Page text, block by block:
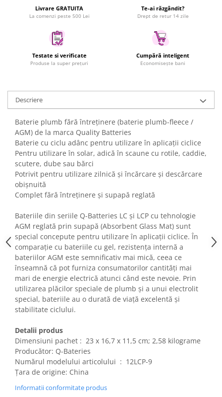
Laptop, Tablete & Telefoane
Accesorii tablete
Laptopuri si Accesorii
Telefoane Mobile & accesorii
Accesorii si piese masini spalat
rufe si uscatoare
Accesorii si piese masini spalat
vase
Aparate Frigorifice
Aparate Racire Aer
Aragaze si cuptoare cu microunde
Climatizare & sisteme de incalzire
Electrocasnice pentru Bucatarie
Ingrijire Locuinta
Purificatoare de aer
Fashion
Bijuterii
Ceasuri barbatesti
Ceasuri dama
Cutii, curele si accesorii ceasuri
Genti si accesorii barbati
Genti si accesorii femei
Imbracaminte barbati
Imbracaminte femei
Imbracaminte si Incaltaminte copii
Incaltaminte barbati
Incaltaminte femei
Livrare GRATUITA
La comenzi peste 500 Lei
Te-ai răzgândit?
Drept de retur 14 zile
Testate si verificate
Produse la super prețuri
Cumpără inteligent
Economisește bani
Descriere
Baterie plumb fără întreținere (baterie plumb-fleece /
AGM) de la marca Quality Batteries
Baterie cu ciclu adânc pentru utilizare în aplicații ciclice
Pentru utilizare în solar, adică în scaune cu rotile, caddie,
scutere, dube sau bărci
Potrivit pentru utilizare zilnică și încărcare și descărcare
obișnuită
Complet fără întreținere și supapă reglată
Bateriile din seriile Q-Batteries LC și LCP cu tehnologie
AGM reglată prin supapă (Absorbent Glass Mat) sunt
special concepute pentru utilizare în aplicații ciclice. În
comparație cu bateriile cu gel, rezistența internă a
bateriilor AGM este semnificativ mai mică, ceea ce
înseamnă că pot furniza consumatorilor cantități mai
mari de energie electrică atunci când este nevoie. Prin
utilizarea plăcilor speciale de plumb și a unui electrolit
special, bateriile au o durată de viață excelentă și
stabilitate ciclului.
Detalii produs
Dimensiuni pachet : ‎ 23 x 16,7 x 11,5 cm; 2,58 kilograme
Producător: Q-Bateries
Numărul modelului articolului ‏ : ‎ 12LCP-9
Țara de origine: China
Informatii conformitate produs